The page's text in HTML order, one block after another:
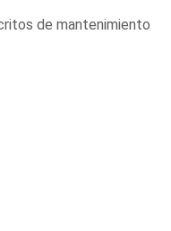
de mantenimiento